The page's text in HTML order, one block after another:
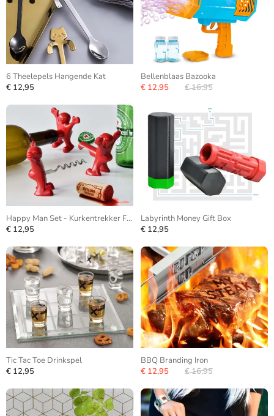
6 Theelepels Hangende Kat
€ 12,95
Bellenblaas Bazooka
€ 12,95
€ 16,95
Happy Man Set - Kurkentrekker Flesopener Flessenstop
€ 12,95
Labyrinth Money Gift Box
€ 12,95
Tic Tac Toe Drinkspel
€ 12,95
BBQ Branding Iron
€ 12,95
€ 16,95